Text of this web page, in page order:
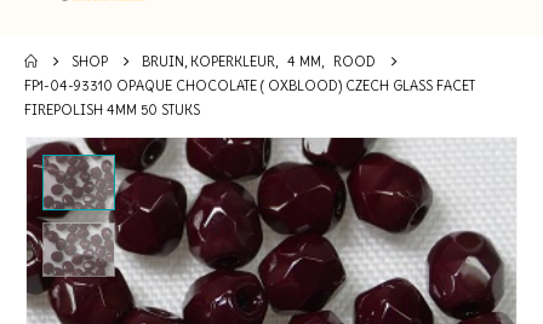
SHOP BRUIN, KOPERKLEUR, 4 MM, ROOD
FP1-04-93310 OPAQUE CHOCOLATE ( OXBLOOD) CZECH GLASS FACET
FIREPOLISH 4MM 50 STUKS